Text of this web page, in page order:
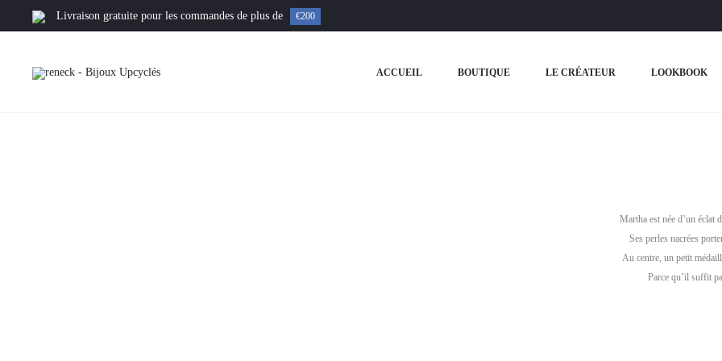
Livraison gratuite pour les commandes de plus de €200
ACCUEIL BOUTIQUE LE CRÉATEUR LOOKBOOK
Martha est née d’un éclat
Ses perles nacrées
Au centre, un petit
Parce qu’il suffit